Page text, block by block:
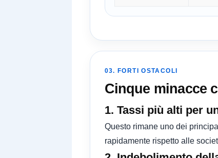
03. FORTI OSTACOLI
Cinque minacce
1. Tassi più alti per
Questo rimane uno dei
rapidamente rispetto alle